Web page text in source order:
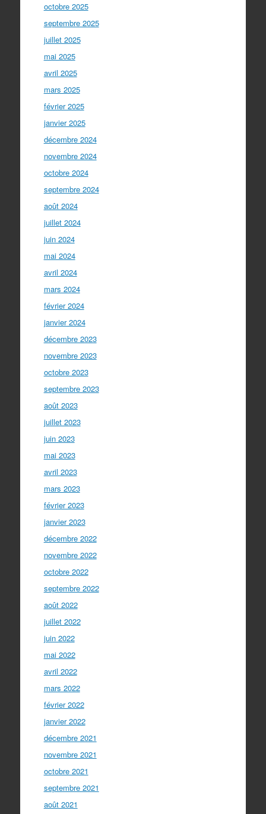
octobre 2025
septembre 2025
juillet 2025
mai 2025
avril 2025
mars 2025
février 2025
janvier 2025
décembre 2024
novembre 2024
octobre 2024
septembre 2024
août 2024
juillet 2024
juin 2024
mai 2024
avril 2024
mars 2024
février 2024
janvier 2024
décembre 2023
novembre 2023
octobre 2023
septembre 2023
août 2023
juillet 2023
juin 2023
mai 2023
avril 2023
mars 2023
février 2023
janvier 2023
décembre 2022
novembre 2022
octobre 2022
septembre 2022
août 2022
juillet 2022
juin 2022
mai 2022
avril 2022
mars 2022
février 2022
janvier 2022
décembre 2021
novembre 2021
octobre 2021
septembre 2021
août 2021